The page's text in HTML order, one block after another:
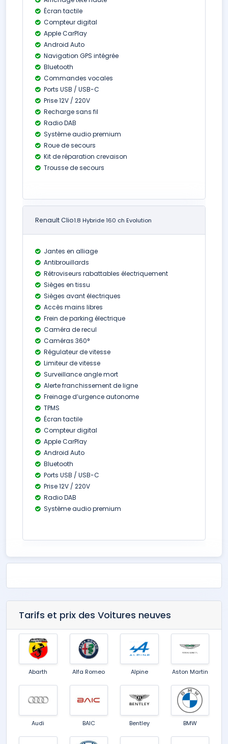
Écran tactile
Compteur digital
Apple CarPlay
Android Auto
Navigation GPS intégrée
Bluetooth
Commandes vocales
Ports USB / USB-C
Prise 12V / 220V
Recharge sans fil
Radio DAB
Système audio premium
Roue de secours
Kit de réparation crevaison
Trousse de secours
Renault Clio1.8 Hybride 160 ch Evolution
Jantes en alliage
Antibrouillards
Rétroviseurs rabattables électriquement
Sièges en tissu
Sièges avant électriques
Accès mains libres
Frein de parking électrique
Caméra de recul
Caméras 360°
Régulateur de vitesse
Limiteur de vitesse
Surveillance angle mort
Alerte franchissement de ligne
Freinage d’urgence autonome
TPMS
Écran tactile
Compteur digital
Apple CarPlay
Android Auto
Bluetooth
Ports USB / USB-C
Prise 12V / 220V
Radio DAB
Système audio premium
Tarifs et prix des Voitures neuves
Abarth Alfa Romeo Alpine Aston Martin
Audi BAIC Bentley BMW